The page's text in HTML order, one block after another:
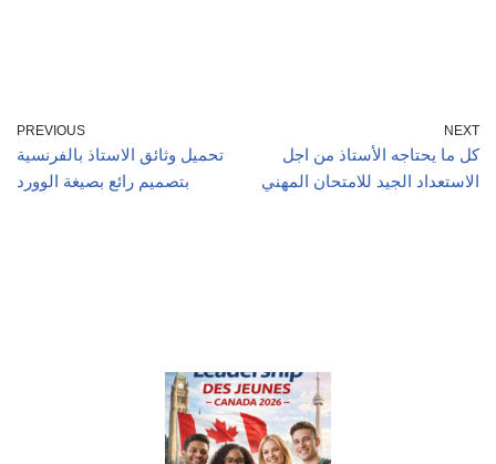
PREVIOUS
تحميل وثائق الاستاذ بالفرنسية
بتصميم رائع بصيغة الوورد
NEXT
كل ما يحتاجه الأستاذ من اجل
الاستعداد الجيد للامتحان المهني